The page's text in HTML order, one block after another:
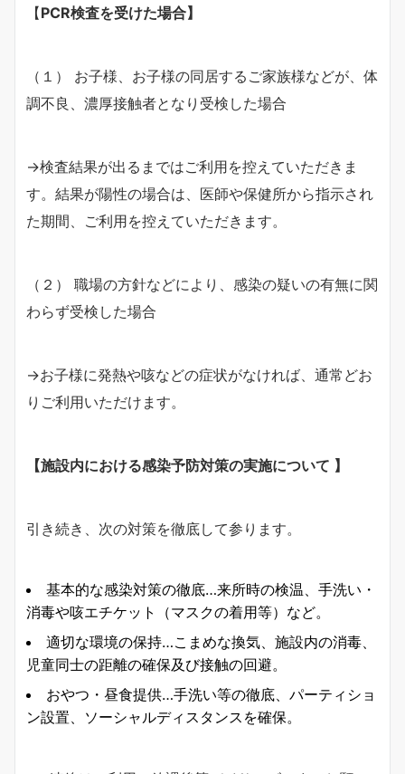
【PCR検査を受けた場合】
（１） お子様、お子様の同居するご家族様などが、体
調不良、濃厚接触者となり受検した場合
→検査結果が出るまではご利用を控えていただきま
す。結果が陽性の場合は、医師や保健所から指示され
た期間、ご利用を控えていただきます。
（２） 職場の方針などにより、感染の疑いの有無に関
わらず受検した場合
→お子様に発熱や咳などの症状がなければ、通常どお
りご利用いただけます。
【施設内における感染予防対策の実施について 】
引き続き、次の対策を徹底して参ります。
基本的な感染対策の徹底…来所時の検温、手洗い・
消毒や咳エチケット（マスクの着用等）など。
適切な環境の保持…こまめな換気、施設内の消毒、
児童同士の距離の確保及び接触の回避。
おやつ・昼食提供…手洗い等の徹底、パーティショ
ン設置、ソーシャルディスタンスを確保。